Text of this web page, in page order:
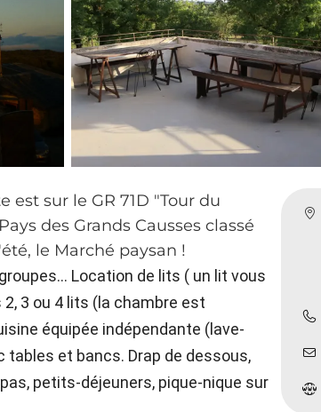
sur le GR 71D "Tour du
des Grands Causses classé
le Marché paysan !
Location de lits ( un lit vous
3 ou 4 lits (la chambre est
équipée indépendante (lave-
tables et bancs. Drap de dessous,
petits-déjeuners, pique-nique sur